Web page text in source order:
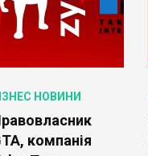
НОВИНИ
компанія